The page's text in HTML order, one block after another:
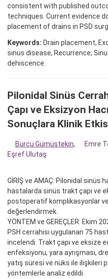
consistent with published
techniques. Current evidence
placement of drains in PSD
Keywords: Drain placement,
sinus disease, Recurrence;
dehiscence.
Pilonidal Sinüs
Çapı ve Eksizyon
Sonuçlara Klinik
Burcu Gümüştekin, Emre
Eşref Ulutaş
GİRİŞ ve AMAÇ: Pilonidal sinüs
hastalarda sinüs trakt çapı ve
postoperatif komplikasyonlar
değerlendirmek.
YÖNTEM ve GEREÇLER: Ekim
PSH cerrahisi uygulanan 75
incelendi. Trakt çapı ve eksize
enfeksiyonu, yara ayrışması,
yatış süresi ve nüks ile
yöntemlerle analiz edildi.